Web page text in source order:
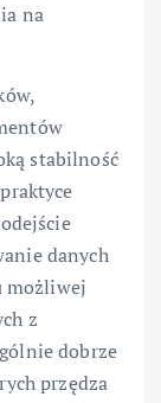
na
stabilność
danych
możliwej
z
dobrze
przędza